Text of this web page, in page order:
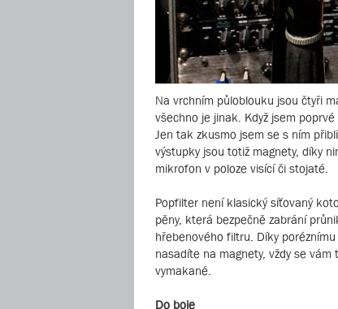
Na vrchním půloblouku jsou čtyři
všechno je jinak. Když jsem
Jen tak zkusmo jsem se s ním
výstupky jsou totiž magnety, díky
mikrofon v poloze visící či stojaté.
Popfilter není klasický síťovaný
pěny, která bezpečně zabrání
hřebenového filtru. Díky
nasadíte na magnety, vždy se
vymakané.
Do boje